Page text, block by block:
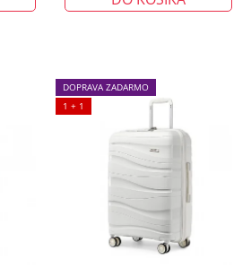
DOPRAVA ZADARMO
1 + 1